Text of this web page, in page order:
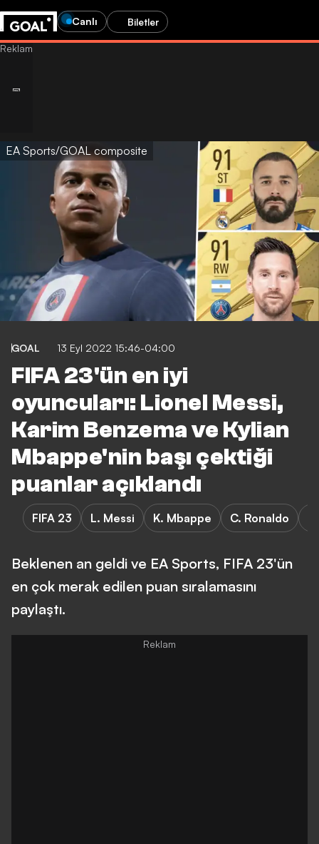
Canlı Biletler
EA Sports/GOAL composite
GOAL 13 Eyl 2022 15:46-04:00
FIFA 23'ün en iyi
oyuncuları: Lionel Messi,
Karim Benzema ve Kylian
Mbappe'nin başı çektiği
puanlar açıklandı
FIFA 23 L. Messi K. Mbappe C. Ronaldo
Beklenen an geldi ve EA Sports, FIFA 23'ün
en çok merak edilen puan sıralamasını
paylaştı.